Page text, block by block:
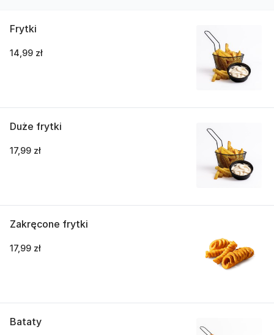
Frytki
14,99 zł
Duże frytki
17,99 zł
Zakręcone frytki
17,99 zł
Bataty